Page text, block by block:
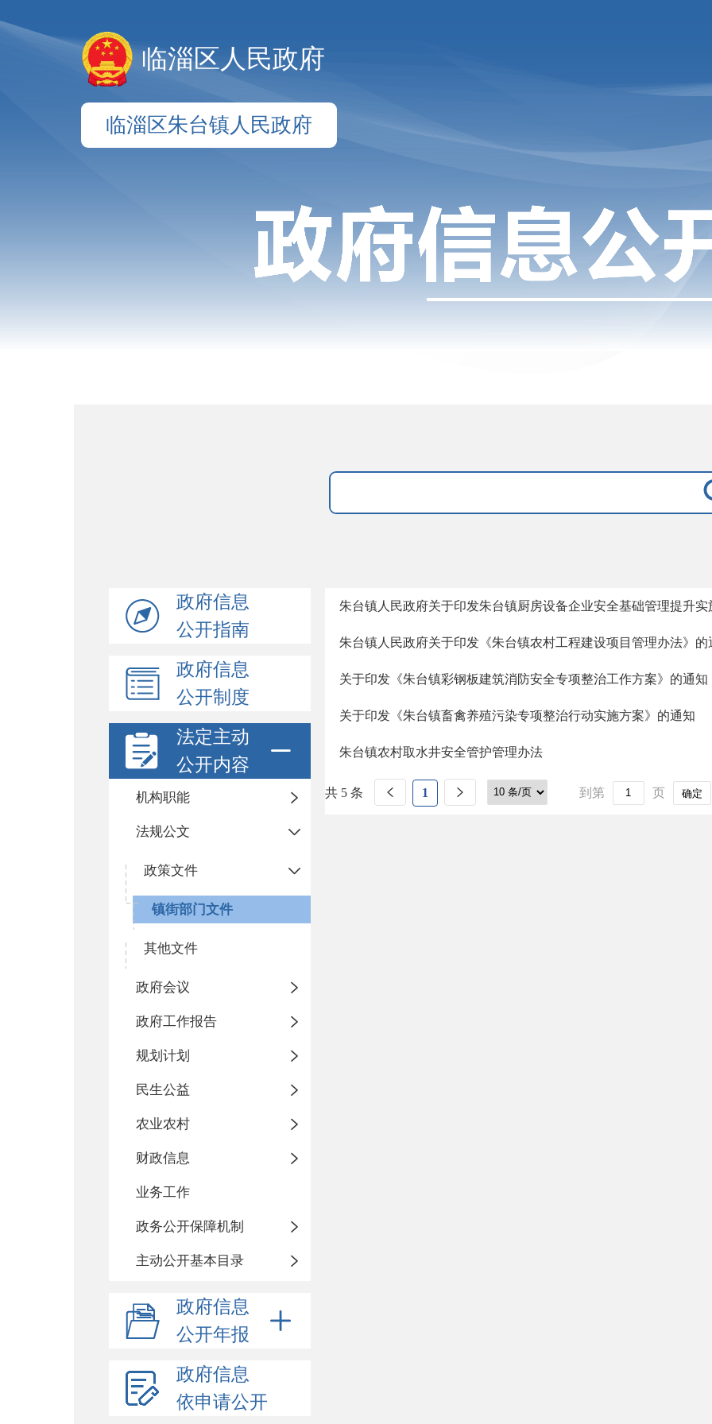
临淄区人民政府
临淄区朱台镇人民政府
政府信息
公开指南
政府信息
公开制度
法定主动
公开内容
机构职能
法规公文
政策文件
镇街部门文件
其他文件
政府会议
政府工作报告
规划计划
民生公益
农业农村
财政信息
业务工作
政务公开保障机制
主动公开基本目录
政府信息
公开年报
政府信息
依申请公开
朱台镇人民政府关于印发朱台镇厨房设备企业安全基础管理提升实
朱台镇人民政府关于印发《朱台镇农村工程建设项目管理办法》的
关于印发《朱台镇彩钢板建筑消防安全专项整治工作方案》的通知
关于印发《朱台镇畜禽养殖污染专项整治行动实施方案》的通知
朱台镇农村取水井安全管护管理办法
共 5 条 1 到第 页 确定